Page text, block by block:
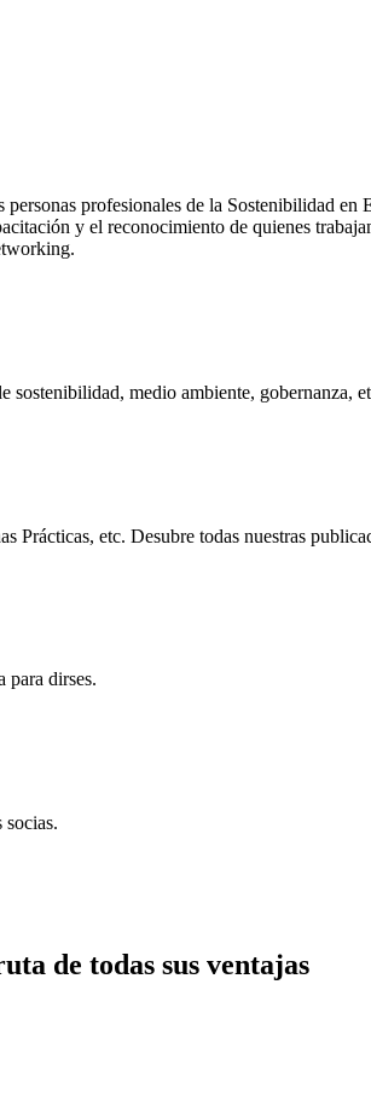
personas profesionales de la Sostenibilidad
y el reconocimiento de quienes
sostenibilidad, medio ambiente, gobernanza,
Prácticas, etc. Desubre todas nuestras
para dirses.
socias.
de todas sus ventajas